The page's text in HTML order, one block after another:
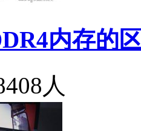
内存的
人